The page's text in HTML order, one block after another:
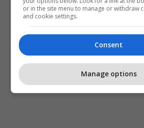
or in the site menu to manage or withdraw
and cookie settings.
Consent
Manage options